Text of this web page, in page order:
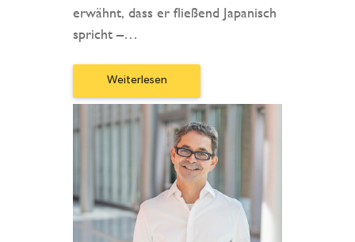
erwähnt, dass er fließend Japanisch
spricht –…
Weiterlesen